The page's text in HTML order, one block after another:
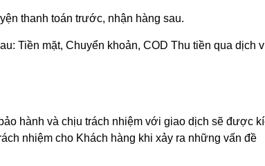
thanh toán trước, nhận hàng sau.
Tiền mặt, Chuyển khoản, COD Thu tiền qua dịch
hành và chịu trách nhiệm với giao dịch sẽ được
nhiệm cho Khách hàng khi xảy ra những vấn đề